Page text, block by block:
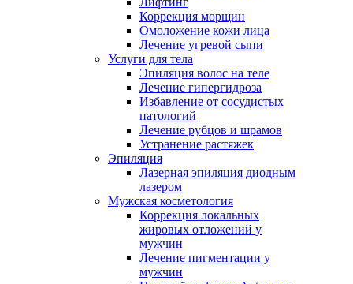
Коррекция морщин
Омоложение кожи лица
Лечение угревой сыпи
Услуги для тела
Эпиляция волос на теле
Лечение гипергидроза
Избавление от сосудистых
патологий
Лечение рубцов и шрамов
Устранение растяжек
Эпиляция
Лазерная эпиляция диодным
лазером
Мужская косметология
Коррекция локальных
жировых отложений у
мужчин
Лечение пигментации у
мужчин